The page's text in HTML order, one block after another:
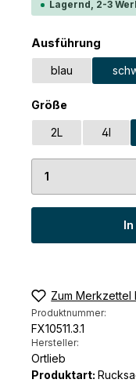
Lagernd, 2-3
Ausführung
blau
Größeauswählen
2L 4l
Produkt
Zum Merkzettel
Produktnummer:
FX10511.3.1
Hersteller:
Ortlieb
Produktart: